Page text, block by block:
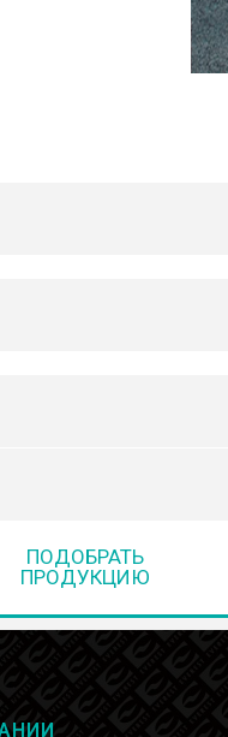
ПОДОБРАТЬ
ПРОДУКЦИЮ